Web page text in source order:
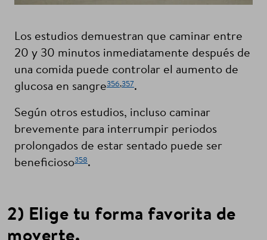
Los estudios demuestran que caminar entre
20 y 30 minutos inmediatamente después de
una comida puede controlar el aumento de
glucosa en sangre356,357.
Según otros estudios, incluso caminar
brevemente para interrumpir periodos
prolongados de estar sentado puede ser
beneficioso358.
2) Elige tu forma favorita de